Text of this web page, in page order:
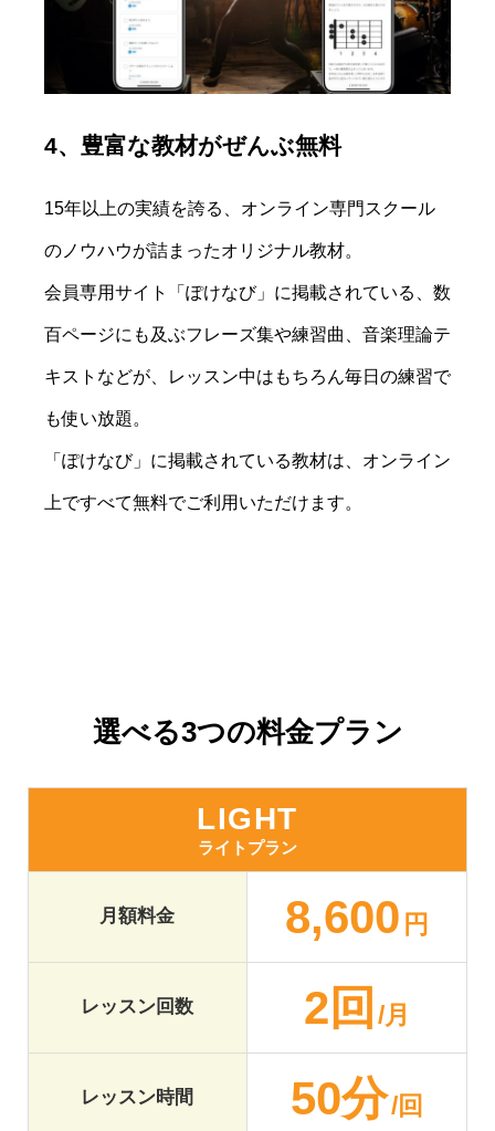
4、豊富な教材がぜんぶ無料
15年以上の実績を誇る、オンライン専門スクール
のノウハウが詰まったオリジナル教材。
会員専用サイト「ぽけなび」に掲載されている、数
百ページにも及ぶフレーズ集や練習曲、音楽理論テ
キストなどが、レッスン中はもちろん毎日の練習で
も使い放題。
「ぽけなび」に掲載されている教材は、オンライン
上ですべて無料でご利用いただけます。
選べる3つの料金プラン
LIGHT
ライトプラン
月額料金 8,600 円
レッスン回数 2回 /月
レッスン時間 50分/回